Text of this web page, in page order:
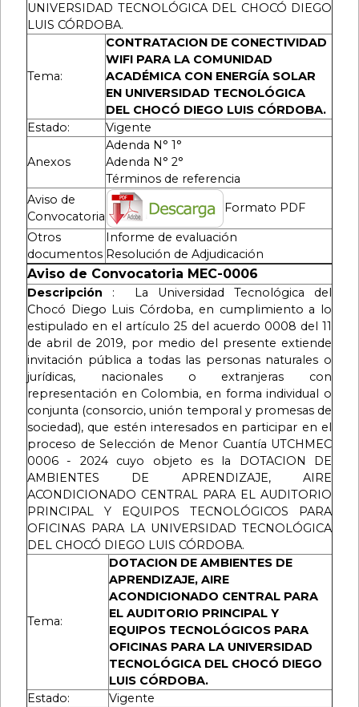
UNIVERSIDAD TECNOLÓGICA DEL CHOCÓ DIEGO
LUIS CÓRDOBA.
Tema:
CONTRATACION DE CONECTIVIDAD
WIFI PARA LA COMUNIDAD
ACADÉMICA CON ENERGÍA SOLAR
EN UNIVERSIDAD TECNOLÓGICA
DEL CHOCÓ DIEGO LUIS CÓRDOBA.
Estado:
Vigente
Anexos
Adenda N° 1°
Adenda N° 2°
Términos de referencia
Aviso de
Convocatoria
Formato PDF
Otros
documentos
Informe de evaluación
Resolución de Adjudicación
Aviso de Convocatoria MEC-0006
Descripción :
La Universidad Tecnológica del
Chocó Diego Luis Córdoba, en cumplimiento a lo
estipulado en el artículo 25 del acuerdo 0008 del 11
de abril de 2019, por medio del presente extiende
invitación pública a todas las personas naturales o
jurídicas, nacionales o extranjeras con
representación en Colombia, en forma individual o
conjunta (consorcio, unión temporal y promesas de
sociedad), que estén interesados ​​en participar en el
proceso de Selección de Menor Cuantía UTCHMEC
0006 - 2024 cuyo objeto es la DOTACION DE
AMBIENTES DE APRENDIZAJE, AIRE
ACONDICIONADO CENTRAL PARA EL AUDITORIO
PRINCIPAL Y EQUIPOS TECNOLÓGICOS PARA
OFICINAS PARA LA UNIVERSIDAD TECNOLÓGICA
DEL CHOCÓ DIEGO LUIS CÓRDOBA.
Tema:
DOTACION DE AMBIENTES DE
APRENDIZAJE, AIRE
ACONDICIONADO CENTRAL PARA
EL AUDITORIO PRINCIPAL Y
EQUIPOS TECNOLÓGICOS PARA
OFICINAS PARA LA UNIVERSIDAD
TECNOLÓGICA DEL CHOCÓ DIEGO
LUIS CÓRDOBA.
Estado:
Vigente